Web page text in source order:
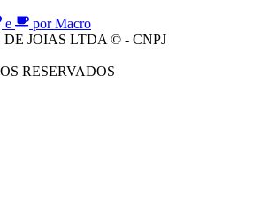
e
por Macro
JOIAS LTDA © - CNPJ
RESERVADOS